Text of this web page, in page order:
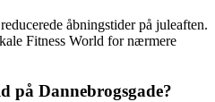
åbningstider på juleaften.
Fitness World for nærmere
på Dannebrogsgade?